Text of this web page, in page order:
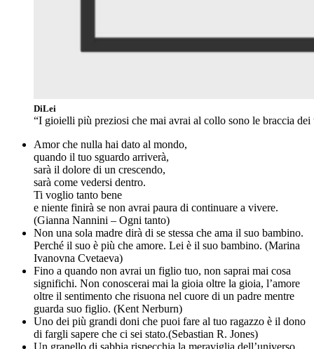
DiLei
“I gioielli più preziosi che mai avrai al collo sono le braccia
Amor che nulla hai dato al mondo,
quando il tuo sguardo arriverà,
sarà il dolore di un crescendo,
sarà come vedersi dentro.
Ti voglio tanto bene
e niente finirà se non avrai paura di continuare a vivere.
(Gianna Nannini – Ogni tanto)
Non una sola madre dirà di se stessa che ama il suo bambino.
Perché il suo è più che amore. Lei è il suo bambino. (Marina
Ivanovna Cvetaeva)
Fino a quando non avrai un figlio tuo, non saprai mai cosa
significhi. Non conoscerai mai la gioia oltre la gioia, l’amore
oltre il sentimento che risuona nel cuore di un padre mentre
guarda suo figlio. (Kent Nerburn)
Uno dei più grandi doni che puoi fare al tuo ragazzo è il dono
di fargli sapere che ci sei stato.(Sebastian R. Jones)
Un granello di sabbia rispecchia la meraviglia dell’universo.